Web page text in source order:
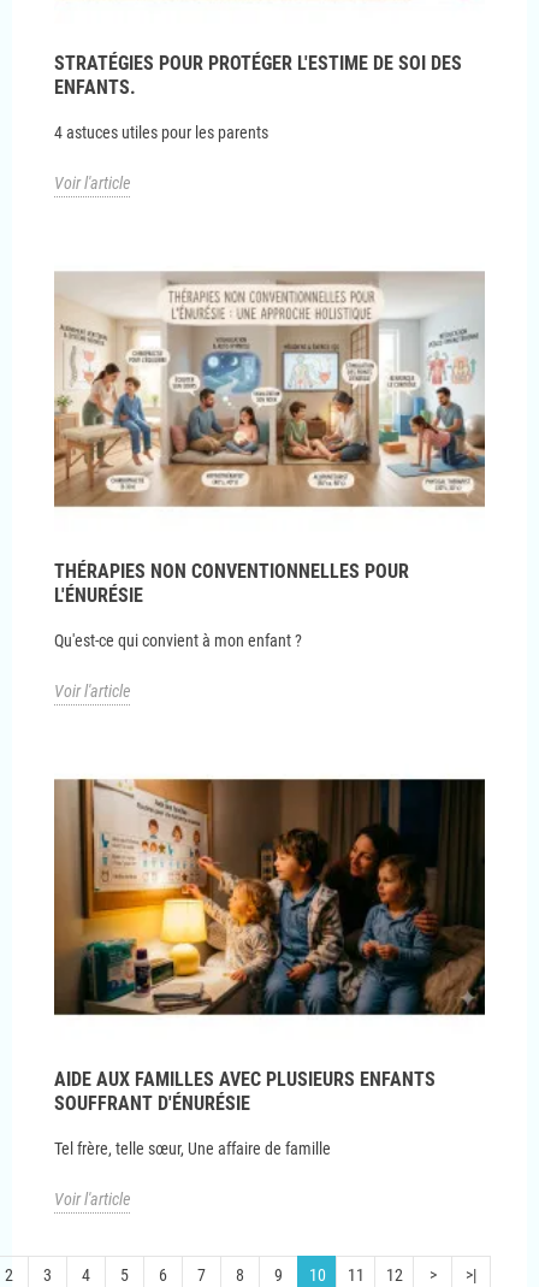
STRATÉGIES POUR PROTÉGER L'ESTIME DE SOI DES
ENFANTS.
4 astuces utiles pour les parents
Voir l'article
THÉRAPIES NON CONVENTIONNELLES POUR
L'ÉNURÉSIE
Qu'est-ce qui convient à mon enfant ?
Voir l'article
AIDE AUX FAMILLES AVEC PLUSIEURS ENFANTS
SOUFFRANT D'ÉNURÉSIE
Tel frère, telle sœur, Une affaire de famille
Voir l'article
2 3 4 5 6 7 8 9 10 11 12 > >|